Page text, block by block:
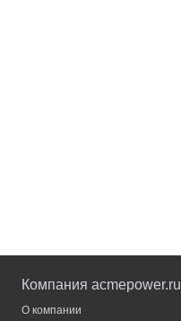
Компания acmepower.ru
О компании